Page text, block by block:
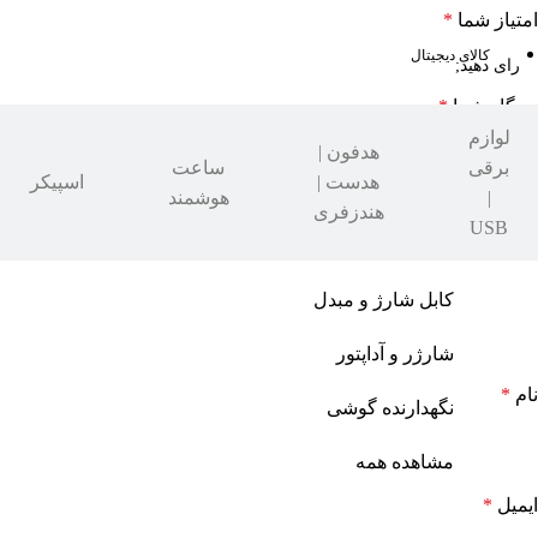
کالای دیجیتال
لوازم
برقی
|
USB
هدفون |
هدست |
هندزفری
ساعت
هوشمند
اسپیکر
کابل شارژ و مبدل
شارژر و آداپتور
نگهدارنده گوشی
مشاهده همه
امتیاز شما *
دیدگاه شما *
نام *
ایمیل *